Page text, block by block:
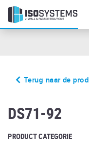
Terug naar de
DS71-92
PRODUCT CATEGORIE